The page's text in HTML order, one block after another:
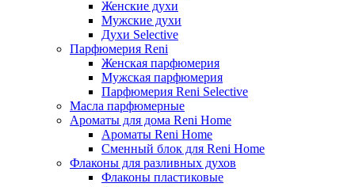
Женские духи
Мужские духи
Духи Selective
Парфюмерия Reni
Женская парфюмерия
Мужская парфюмерия
Парфюмерия Reni Selective
Масла парфюмерные
Ароматы для дома Reni Home
Ароматы Reni Home
Сменный блок для Reni Home
Флаконы для разливных духов
Флаконы пластиковые